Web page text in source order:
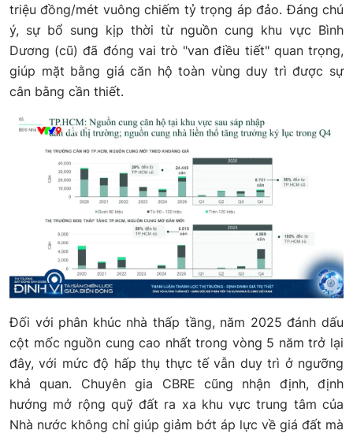
triệu đồng/mét vuông chiếm tỷ trọng áp đảo. Đáng chú
ý, sự bổ sung kịp thời từ nguồn cung khu vực Bình
Dương (cũ) đã đóng vai trò "van điều tiết" quan trọng,
giúp mặt bằng giá căn hộ toàn vùng duy trì được sự
cân bằng cần thiết.
Đối với phân khúc nhà thấp tầng, năm 2025 đánh dấu
cột mốc nguồn cung cao nhất trong vòng 5 năm trở lại
đây, với mức độ hấp thụ thực tế vẫn duy trì ở ngưỡng
khả quan. Chuyên gia CBRE cũng nhận định, định
hướng mở rộng quỹ đất ra xa khu vực trung tâm của
Nhà nước không chỉ giúp giảm bớt áp lực về giá đất mà